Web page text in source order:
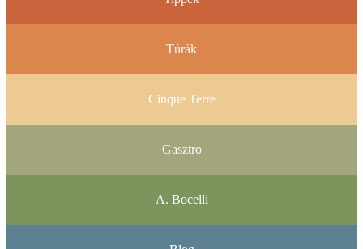
Túrák
Cinque Terre
Gasztro
A. Bocelli